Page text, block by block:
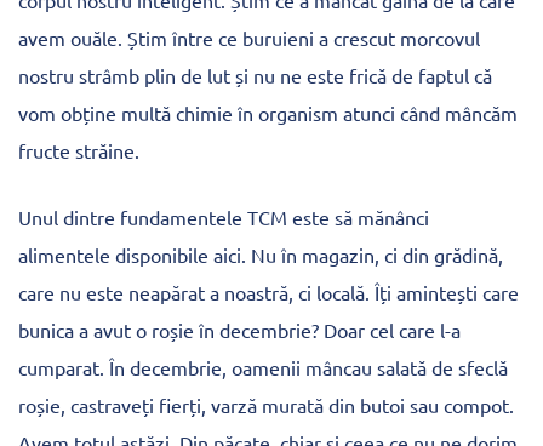
avem ouăle. Știm între ce buruieni a crescut morcovul
nostru strâmb plin de lut și nu ne este frică de faptul că
vom obține multă chimie în organism atunci când mâncăm
fructe străine.
Unul dintre fundamentele TCM este să mănânci
alimentele disponibile aici. Nu în magazin, ci din grădină,
care nu este neapărat a noastră, ci locală. Îți amintești care
bunica a avut o roșie în decembrie? Doar cel care l-a
cumparat. În decembrie, oamenii mâncau salată de sfeclă
roșie, castraveți fierți, varză murată din butoi sau compot.